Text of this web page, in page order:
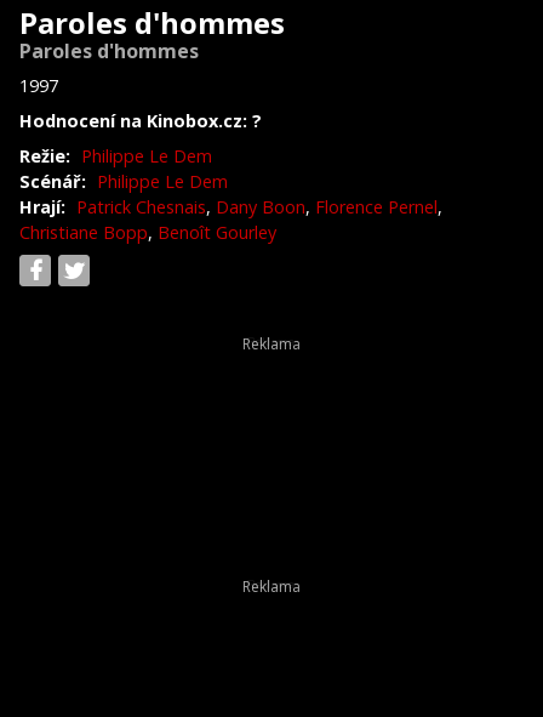
Paroles d'hommes
Paroles d'hommes
1997
Hodnocení na Kinobox.cz: ?
Režie: Philippe Le Dem
Scénář: Philippe Le Dem
Hrají: Patrick Chesnais, Dany Boon, Florence Pernel,
Christiane Bopp, Benoît Gourley